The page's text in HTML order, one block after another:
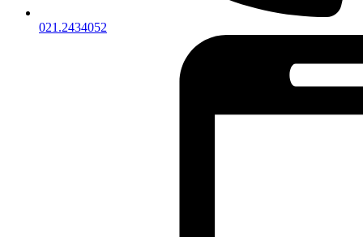
021.2434052